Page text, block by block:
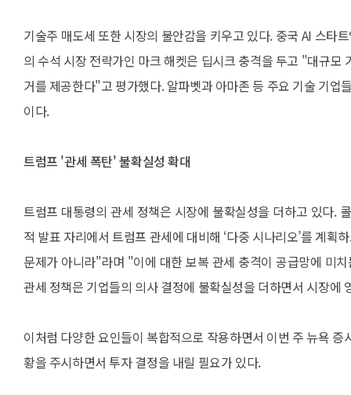
기술주 매도세 또한 시장의 불안감을 키우고 있다. 중국 AI 스타
의 수석 시장 전략가인 마크 해켓은 딥시크 충격을 두고 "대규
거를 제공한다"고 평가했다. 알파벳과 아마존 등 주요 기술 기
이다.
트럼프 '관세 폭탄' 불확실성 확대
트럼프 대통령의 관세 정책은 시장에 불확실성을 더하고 있다.
적 발표 자리에서 트럼프 관세에 대비해 ‘다중 시나리오’를 계
문제가 아니라"라며 "이에 대한 보복 관세 충격이 공급망에 미
관세 정책은 기업들의 의사 결정에 불확실성을 더하면서 시장에
이처럼 다양한 요인들이 복합적으로 작용하면서 이번 주 뉴욕
황을 주시하면서 투자 결정을 내릴 필요가 있다.